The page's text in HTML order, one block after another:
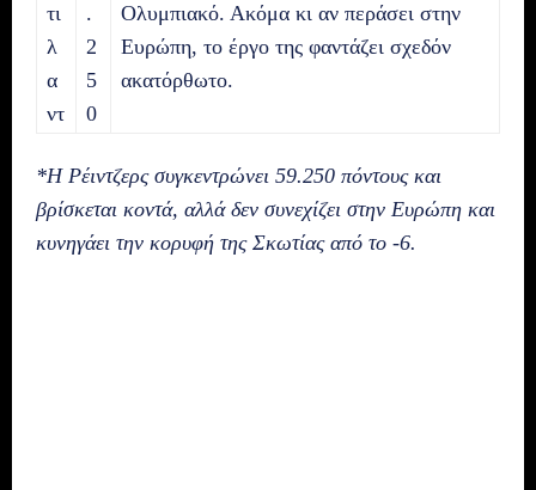
τι
λ
α
ντ
.
2
5
0
Ολυμπιακό. Ακόμα κι αν περάσει στην
Ευρώπη, το έργο της φαντάζει σχεδόν
ακατόρθωτο.
*Η Ρέιντζερς συγκεντρώνει 59.250 πόντους και
βρίσκεται κοντά, αλλά δεν συνεχίζει στην Ευρώπη και
κυνηγάει την κορυφή της Σκωτίας από το -6.